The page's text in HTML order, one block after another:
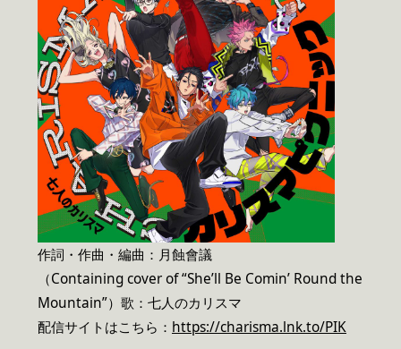
作詞・作曲・編曲：月蝕會議
（Containing cover of “She’ll Be Comin’ Round the
Mountain”）歌：七人のカリスマ
配信サイトはこちら： https://charisma.lnk.to/PIK